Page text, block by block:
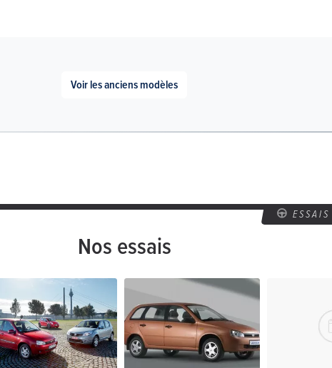
Voir les anciens modèles
ESSAIS
Nos essais